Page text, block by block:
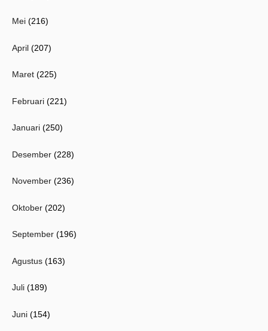
Mei (216)
April (207)
Maret (225)
Februari (221)
Januari (250)
Desember (228)
November (236)
Oktober (202)
September (196)
Agustus (163)
Juli (189)
Juni (154)